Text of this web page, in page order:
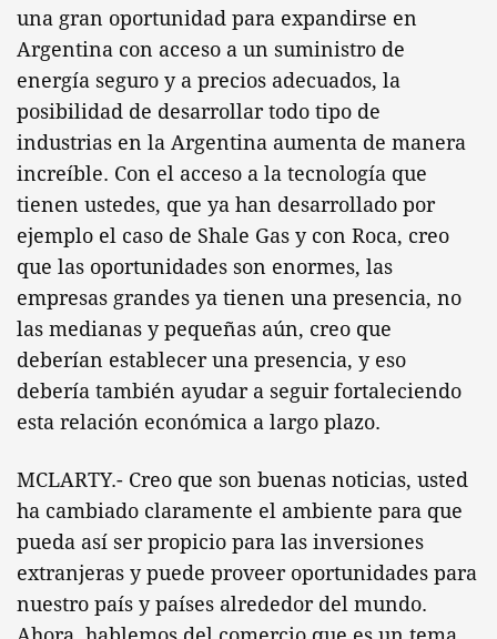
una gran oportunidad para expandirse en
Argentina con acceso a un suministro de
energía seguro y a precios adecuados, la
posibilidad de desarrollar todo tipo de
industrias en la Argentina aumenta de manera
increíble. Con el acceso a la tecnología que
tienen ustedes, que ya han desarrollado por
ejemplo el caso de Shale Gas y con Roca, creo
que las oportunidades son enormes, las
empresas grandes ya tienen una presencia, no
las medianas y pequeñas aún, creo que
deberían establecer una presencia, y eso
debería también ayudar a seguir fortaleciendo
esta relación económica a largo plazo.
MCLARTY.- Creo que son buenas noticias, usted
ha cambiado claramente el ambiente para que
pueda así ser propicio para las inversiones
extranjeras y puede proveer oportunidades para
nuestro país y países alrededor del mundo.